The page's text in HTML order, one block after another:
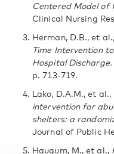
Centered Model of
Clinical Nursing
Herman, D.B., et al.,
Time Intervention
Hospital Discharge.
p. 713-719.
Lako, D.A.M., et al.,
intervention for
shelters: a
Journal of Public
Haugum, M., et al.,